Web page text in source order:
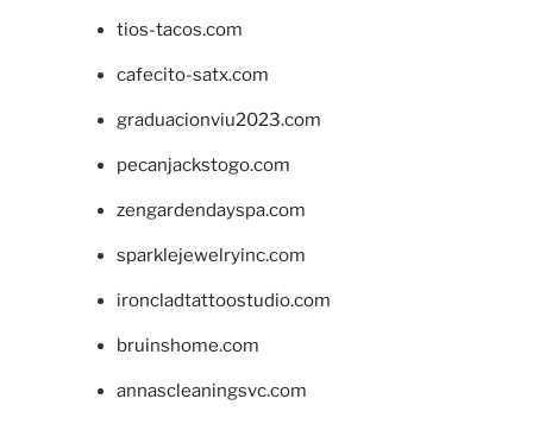
tios-tacos.com
cafecito-satx.com
graduacionviu2023.com
pecanjackstogo.com
zengardendayspa.com
sparklejewelryinc.com
ironcladtattoostudio.com
bruinshome.com
annascleaningsvc.com